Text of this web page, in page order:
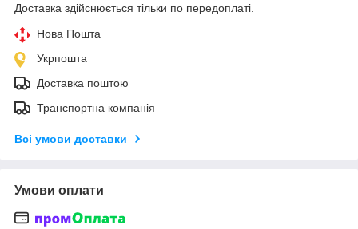
Доставка здійснюється тільки по передоплаті.
Нова Пошта
Укрпошта
Доставка поштою
Транспортна компанія
Всі умови доставки
Умови оплати